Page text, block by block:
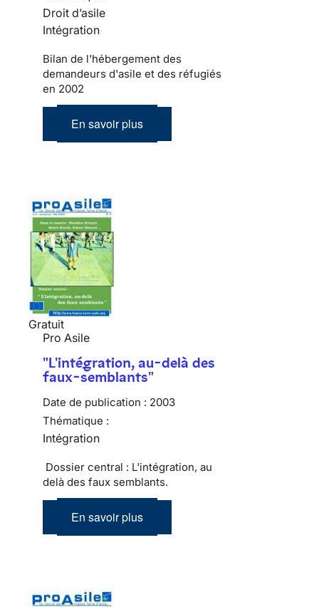
Droit d’asile
Intégration
Bilan de l'hébergement des
demandeurs d'asile et des réfugiés
en 2002
En savoir plus
Gratuit
Pro Asile
"L'intégration, au-delà des
faux-semblants"
Date de publication : 2003
Thématique :
Intégration
Dossier central : L'intégration, au
delà des faux semblants.
En savoir plus